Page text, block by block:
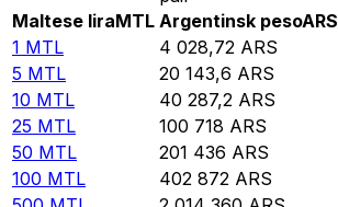
Maltese liraMTL Argentinsk pesoARS
1 MTL 4 028,72 ARS
5 MTL 20 143,6 ARS
10 MTL 40 287,2 ARS
25 MTL 100 718 ARS
50 MTL 201 436 ARS
100 MTL 402 872 ARS